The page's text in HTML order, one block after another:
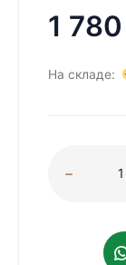
1 780
На складе: